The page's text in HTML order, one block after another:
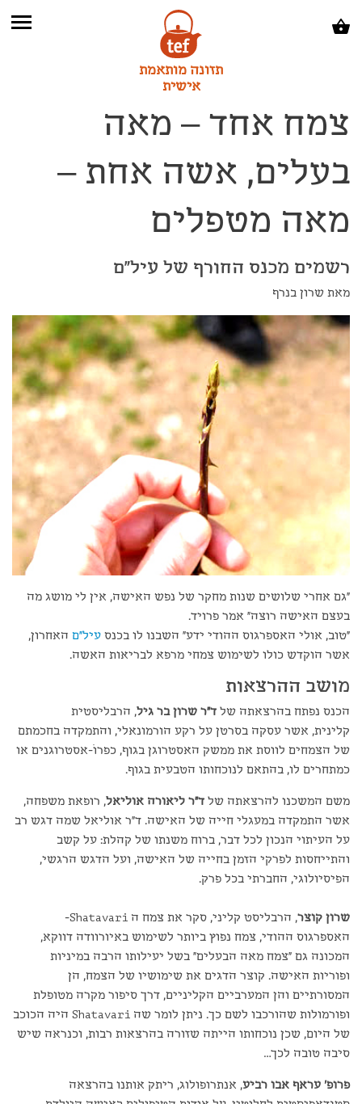
תזונה מותאמת
אישית
צמח אחד – מאה
בעלים, אשה אחת –
מאה מטפלים
רשמים מכנס החורף של עיל"ם
מאת שרון בנרף
"גם אחרי שלושים שנות מחקר של נפש האישה, אין לי מושג מה
בעצם האישה רוצה" אמר פרויד.
"טוב, אולי האספרגוס ההודי ידע" השבנו לו בכנס עיל"ם האחרון,
אשר הוקדש כולו לשימוש צמחי מרפא לבריאות האשה.
מושב ההרצאות
הכנס נפתח בהרצאתה של ד"ר שרון בר גיל, הרבליסטית
קלינית, אשר עסקה בסרטן על רקע הורמונאלי, והתמקדה בחכמתם
של הצמחים לווסת את ממשק האסטרוגן בגוף, כפרוֹ-אסטרוגנים או
כמתחרים לו, בהתאם לנוכחותו הטבעית בגוף.
משם המשכנו להרצאתה של ד"ר ליאורה אוליאל, רופאת משפחה,
אשר התמקדה במעגלי חייה של האישה. ד"ר אוליאל שמה דגש רב
על העיתוי הנכון לכל דבר, ברוח משנתו של קהלת: על קשב
והתייחסות לפרקי הזמן בחייה של האישה, ועל הדגש הרגשי,
הפיסיולוגי, החברתי בכל פרק.
שרון קוצר
, הרבליסט קליני, סקר את צמח ה Shatavari-
האספרגוס ההודי, צמח נפוץ ביותר לשימוש באיורוודה דווקא,
המכונה גם "צמח מאה הבעלים" בשל יעילותו הרבה במיניות
ופוריות האישה. קוצר הדגים את שימושיו של הצמח, הן
המסורתיים והן המערביים הקליניים, דרך סיפור מקרה מטופלת
ופורמולות שהורכבו לשם כך. ניתן לומר שה Shatavari היה הכוכב
של היום, שכן נוכחותו הייתה שזורה בהרצאות רבות, וכנראה שיש
סיבה טובה לכך…
פרופ' עראף אבו רביע, אנתרופולוג, ריתק אותנו בהרצאה